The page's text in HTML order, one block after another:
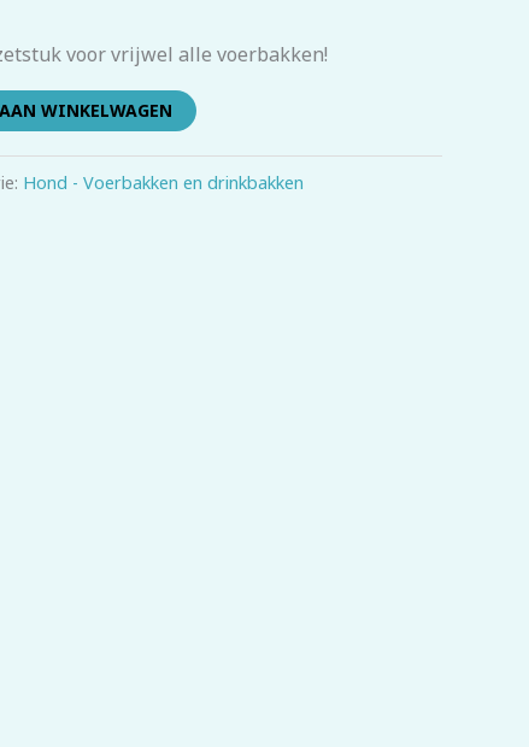
voor vrijwel alle voerbakken!
WINKELWAGEN
Hond - Voerbakken en drinkbakken